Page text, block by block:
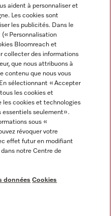
aident à personnaliser et
Les cookies sont
les publicités. Dans le
Personnalisation
Bloomreach et
collecter des informations
que nous attribuons à
contenu que nous vous
sélectionnant « Accepter
les cookies et
les cookies et technologies
essentiels seulement».
sous «
révoquer votre
effet futur en modifiant
notre Centre de
données Cookies